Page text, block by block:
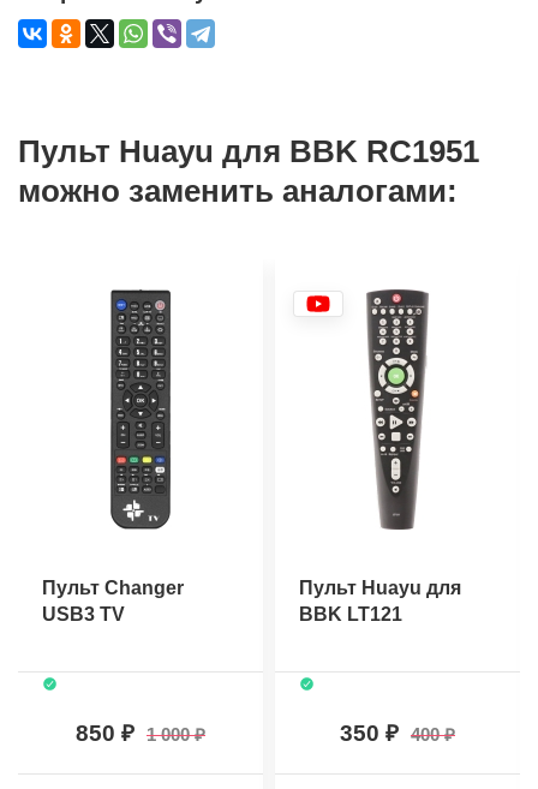
Пульт Huayu для BBK RC1951
можно заменить аналогами:
Пульт Changer
USB3 TV
850 1 000
Пульт Huayu для
BBK LT121
350 400